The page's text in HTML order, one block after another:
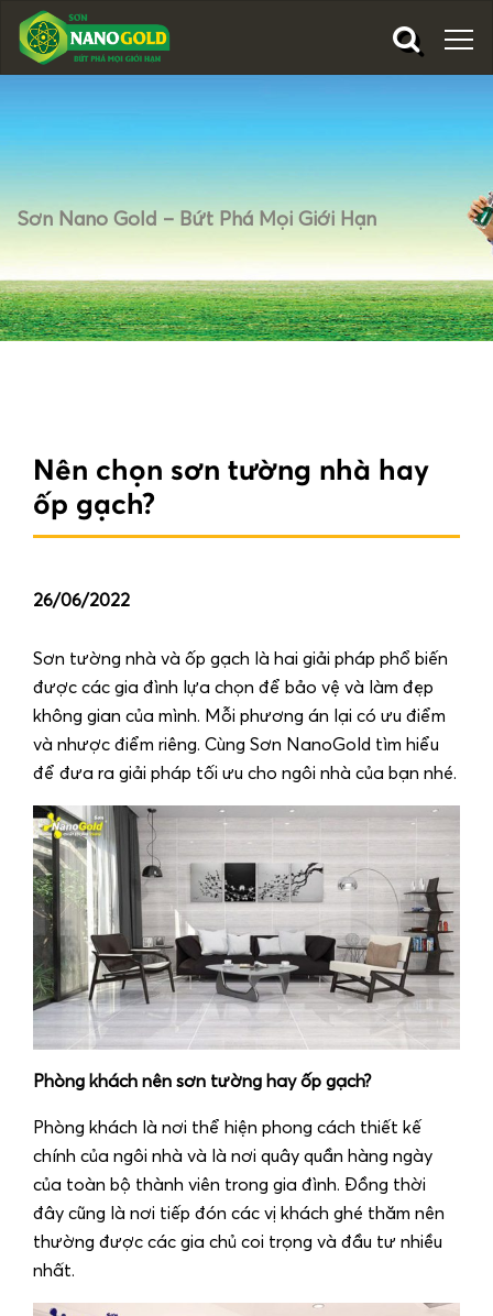
Sơn Nano Gold – Bứt Phá Mọi Giới Hạn
Nên chọn sơn tường nhà hay
ốp gạch?
26/06/2022
Sơn tường nhà và ốp gạch là hai giải pháp phổ biến
được các gia đình lựa chọn để bảo vệ và làm đẹp
không gian của mình. Mỗi phương án lại có ưu điểm
và nhược điểm riêng. Cùng Sơn NanoGold tìm hiểu
để đưa ra giải pháp tối ưu cho ngôi nhà của bạn nhé.
Phòng khách nên sơn tường hay ốp gạch?
Phòng khách là nơi thể hiện phong cách thiết kế
chính của ngôi nhà và là nơi quây quần hàng ngày
của toàn bộ thành viên trong gia đình. Đồng thời
đây cũng là nơi tiếp đón các vị khách ghé thăm nên
thường được các gia chủ coi trọng và đầu tư nhiều
nhất.